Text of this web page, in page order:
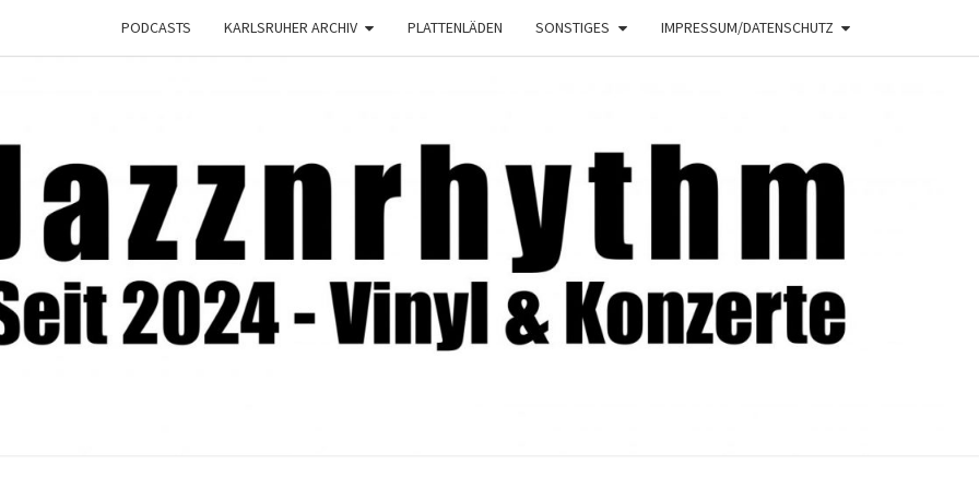
PODCASTS KARLSRUHER ARCHIV PLATTENLÄDEN SONSTIGES IMPRESSUM/DATENSCHUTZ
JAZZNRHYTHM
2024 –
Vinyl &
Konzerte